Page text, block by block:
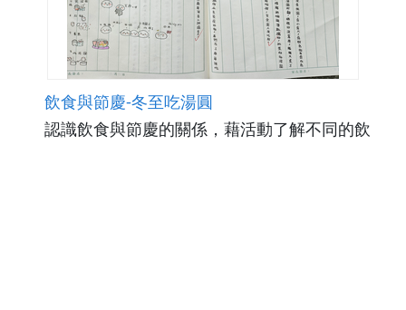
飲食與節慶-冬至吃湯圓
認識飲食與節慶的關係，藉活動了解不同的飲